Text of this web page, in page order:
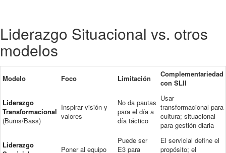
Liderazgo Situacional vs. otros
modelos
Modelo Foco Limitación
Complementariedad
con SLII
Liderazgo
Transformacional
(Burns/Bass)
Inspirar visión y
valores
No da pautas
para el día a
día táctico
Usar
transformacional para
cultura; situacional
para gestión diaria
Liderazgo
Poner al equipo
Puede ser
E3 para
El servicial define el
propósito; el